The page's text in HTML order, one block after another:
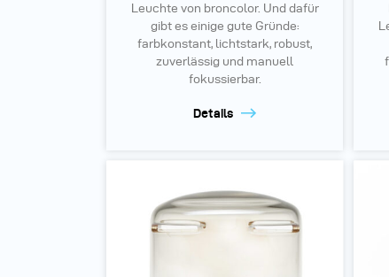
Leuchte von broncolor. Und dafür
gibt es einige gute Gründe:
farbkonstant, lichtstark, robust,
zuverlässig und manuell
fokussierbar.
Details